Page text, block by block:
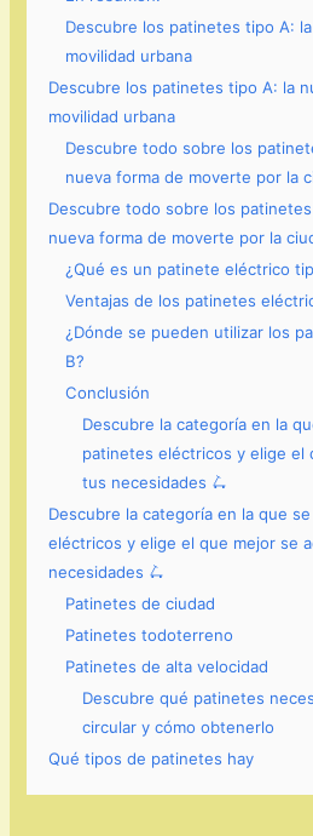
Descubre los patinetes tipo A:
movilidad urbana
Descubre los patinetes tipo A: la
movilidad urbana
Descubre todo sobre los
nueva forma de moverte por la
Descubre todo sobre los
nueva forma de moverte por la
¿Qué es un patinete eléctrico
Ventajas de los patinetes
¿Dónde se pueden utilizar los
B?
Conclusión
Descubre la categoría en la
patinetes eléctricos y elige el
tus necesidades 🛴
Descubre la categoría en la que
eléctricos y elige el que mejor se
necesidades 🛴
Patinetes de ciudad
Patinetes todoterreno
Patinetes de alta velocidad
Descubre qué patinetes
circular y cómo obtenerlo
Qué tipos de patinetes hay